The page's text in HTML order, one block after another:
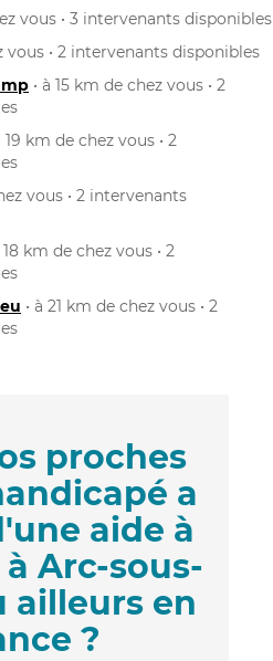
vous • 3 intervenants disponibles
vous • 2 intervenants disponibles
• à 15 km de chez vous • 2
19 km de chez vous • 2
vous • 2 intervenants
18 km de chez vous • 2
• à 21 km de chez vous • 2
proches
a
aide à
Arc-sous-
ailleurs en
?